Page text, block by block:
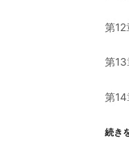
第12
第13
第14
続き